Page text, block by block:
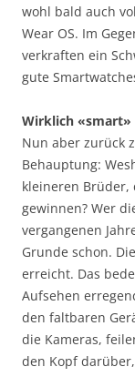
wohl bald auch
Wear OS. Im
verkraften ein
gute
Wirklich «smart»
Nun aber zurück
Behauptung:
kleineren Brüder,
gewinnen? Wer
vergangenen
Grunde schon.
erreicht. Das
Aufsehen
den faltbaren
die Kameras,
den Kopf